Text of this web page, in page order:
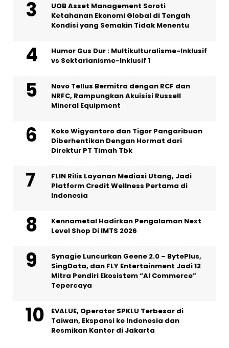
UOB Asset Management Soroti
Ketahanan Ekonomi Global di Tengah
Kondisi yang Semakin Tidak Menentu
Humor Gus Dur : Multikulturalisme-Inklusif
vs Sektarianisme-Inklusif 1
Novo Tellus Bermitra dengan RCF dan
NRFC, Rampungkan Akuisisi Russell
Mineral Equipment
Koko Wigyantoro dan Tigor Pangaribuan
Diberhentikan Dengan Hormat dari
Direktur PT Timah Tbk
FLIN Rilis Layanan Mediasi Utang, Jadi
Platform Credit Wellness Pertama di
Indonesia
Kennametal Hadirkan Pengalaman Next
Level Shop Di IMTS 2026
Synagie Luncurkan Geene 2.0 – BytePlus,
SingData, dan FLY Entertainment Jadi 12
Mitra Pendiri Ekosistem “AI Commerce”
Tepercaya
EVALUE, Operator SPKLU Terbesar di
Taiwan, Ekspansi ke Indonesia dan
Resmikan Kantor di Jakarta